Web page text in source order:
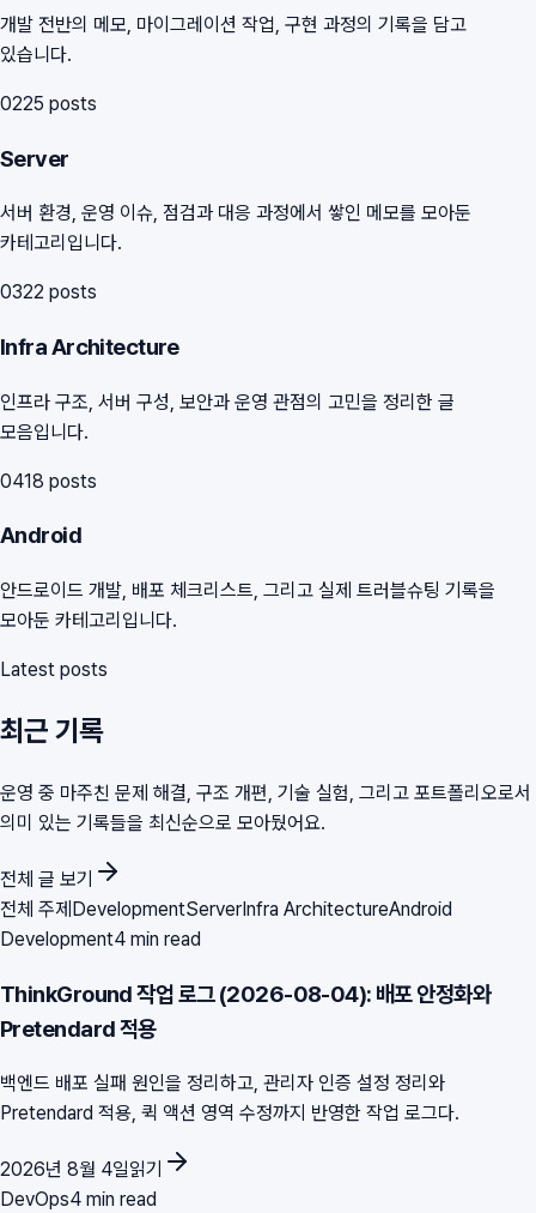
개발 전반의 메모, 마이그레이션 작업, 구현 과정의 기록을 담고
있습니다.
0225 posts
Server
서버 환경, 운영 이슈, 점검과 대응 과정에서 쌓인 메모를 모아둔
카테고리입니다.
0322 posts
Infra Architecture
인프라 구조, 서버 구성, 보안과 운영 관점의 고민을 정리한 글
모음입니다.
0418 posts
Android
안드로이드 개발, 배포 체크리스트, 그리고 실제 트러블슈팅 기록을
모아둔 카테고리입니다.
Latest posts
최근 기록
운영 중 마주친 문제 해결, 구조 개편, 기술 실험, 그리고 포트폴리오로서
의미 있는 기록들을 최신순으로 모아뒀어요.
전체 글 보기
전체 주제DevelopmentServerInfra ArchitectureAndroid
Development4 min read
ThinkGround 작업 로그 (2026-08-04): 배포 안정화와
Pretendard 적용
백엔드 배포 실패 원인을 정리하고, 관리자 인증 설정 정리와
Pretendard 적용, 퀵 액션 영역 수정까지 반영한 작업 로그다.
2026년 8월 4일읽기
DevOps4 min read